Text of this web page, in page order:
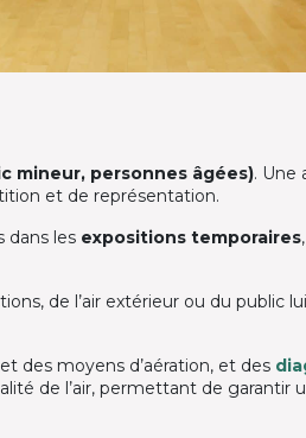
mineur, personnes âgées). Une
et de représentation.
dans les expositions temporaires
de l’air extérieur ou du public
et des moyens d’aération, et des
de l’air, permettant de garantir